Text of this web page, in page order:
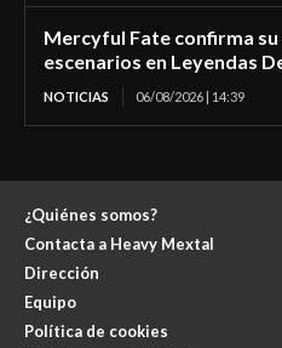
Mercyful Fate confirma su
escenarios en Leyendas
NOTICIAS 06/08/2026 | 14:39
¿Quiénes somos?
Contacta a Heavy Mextal
Dirección
Equipo
Política de cookies